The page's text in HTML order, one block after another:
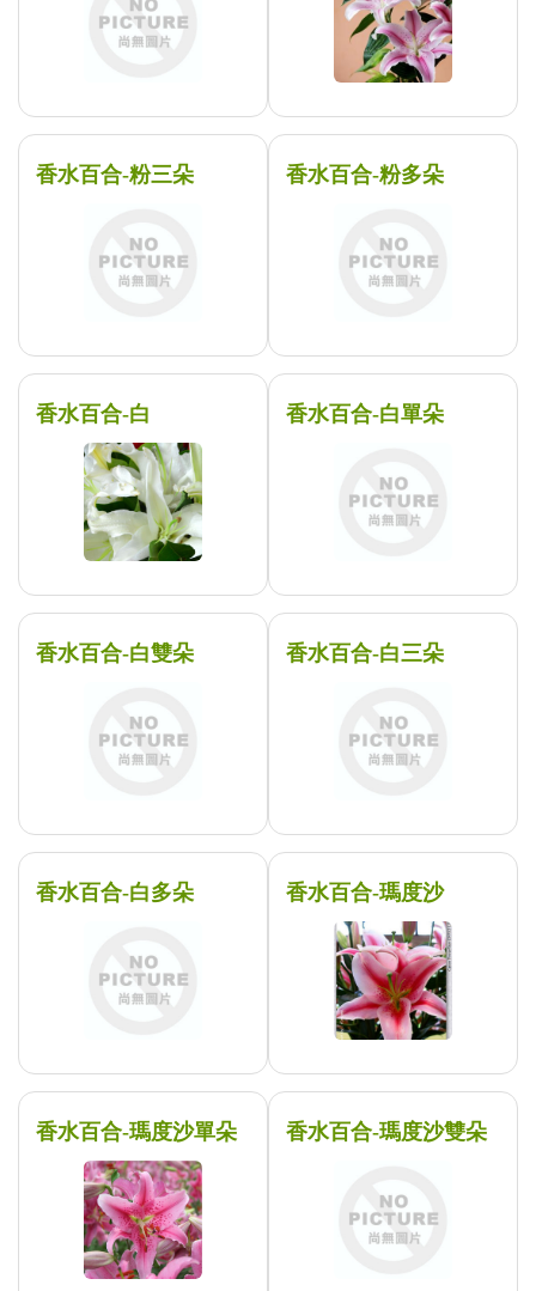
香水百合-粉三朵 香水百合-粉多朵
香水百合-白 香水百合-白單朵
香水百合-白雙朵 香水百合-白三朵
香水百合-白多朵 香水百合-瑪度沙
香水百合-瑪度沙單朵 香水百合-瑪度沙雙朵